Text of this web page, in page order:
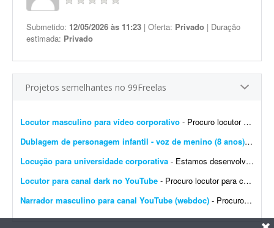
Submetido: 12/05/2026 às 11:23 | Oferta: Privado | Duração
estimada: Privado
Projetos semelhantes no 99Freelas
Locutor masculino para vídeo corporativo - Procuro locutor profissional com voz masculina, madura, segura e natural para a locução de um vídeo corporativo de aproximadamente 7 a 10 minutos. O roteiro será fornec...
Dublagem de personagem infantil - voz de menino (8 anos)
- Olá,
Locução para universidade corporativa - Estamos desenvolvendo a Universidade Corporativa da Jovem Valor, uma plataforma de capacitação interna criada para padronizar o conhecimento, fortalecer a cultura organizacional e gar...
Locutor para canal dark no YouTube - Procuro locutor para canal YouTube (webdoc). Áudio de 8 a 13 minutos. Frequência: 1 áudio por semana. Trabalho contínuo para vídeos com tom dark e narrativa docume...
Narrador masculino para canal YouTube (webdoc) - Procuro narrador para canal YouTube (webdoc). - Áudio de 8 a 13 minutos. - 1 áudio por semana. - Voz: masculina. Vamos trabalhar juntos?